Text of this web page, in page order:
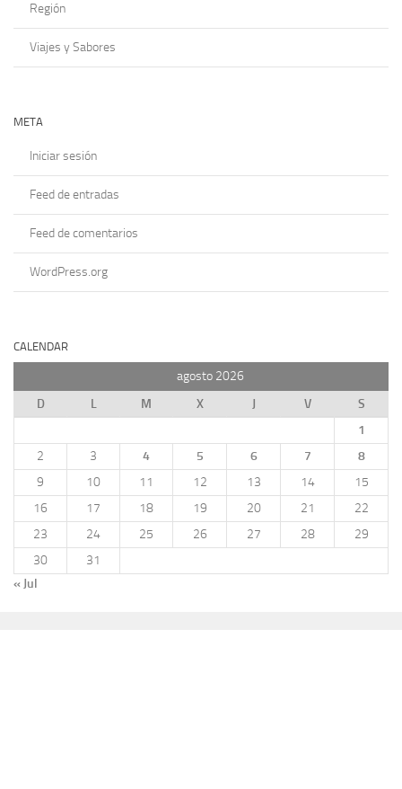
Región
Viajes y Sabores
META
Iniciar sesión
Feed de entradas
Feed de comentarios
WordPress.org
CALENDAR
agosto 2026
D
L M X J V
S
1
2
3 4 5 6 7
8
9
10 11 12 13 14
15
16
17 18 19 20 21
22
23
24 25 26 27 28
29
30
31
« Jul